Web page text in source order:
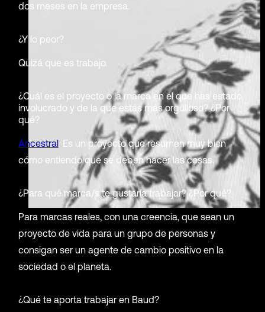
dos meses en la empresa.
¿Y lo peor?
Quizá que es trabajo.
¿Cuál es el proyecto o la marca en el que has estado
involucrado y de la que estás más orgulloso? ¿Por
qué?
Ancestral . Es un proyecto que resumen muy bien
cómo entiendo que se deben hacer las cosas.
¿Para qué marca/s te gustaría trabajar? ¿Por qué?
Para marcas reales, con una creencia, que sean un
proyecto de vida para un grupo de personas y
consigan ser un agente de cambio positivo en la
sociedad o el planeta.
¿Qué te aporta trabajar en Baud?